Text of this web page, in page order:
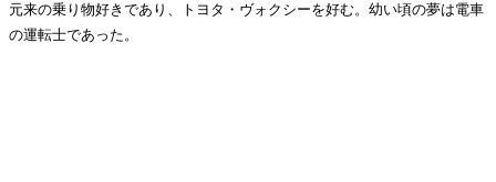
元来の乗り物好きであり、トヨタ・ヴォクシーを好む。幼い頃の夢は電車
の運転士であった。